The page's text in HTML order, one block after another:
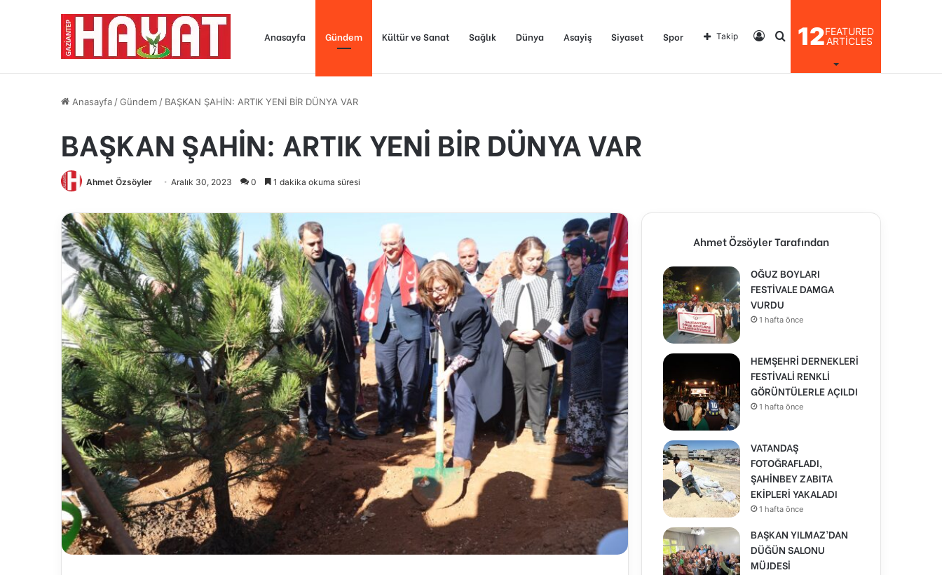
Anasayfa Gündem Kültür ve Sanat Sağlık Dünya Asayiş Siyaset Spor 12FEATURED
ARTICLES
Arama
Kayıt
Takip
Anasayfa /Gündem / BAŞKAN ŞAHİN: ARTIK YENİ BİR DÜNYA VAR
BAŞKAN ŞAHİN: ARTIK YENİ BİR DÜNYA VAR
Ahmet Özsöyler Aralık 30, 2023 0 1 dakika okuma süresi
Ahmet Özsöyler Tarafından
OĞUZ BOYLARI
FESTİVALE DAMGA
VURDU
1 hafta önce
HEMŞEHRİ DERNEKLERİ
FESTİVALİ RENKLİ
GÖRÜNTÜLERLE AÇILDI
1 hafta önce
VATANDAŞ
FOTOĞRAFLADI,
ŞAHİNBEY ZABITA
EKİPLERİ YAKALADI
1 hafta önce
BAŞKAN YILMAZ’DAN
DÜĞÜN SALONU
MÜJDESİ